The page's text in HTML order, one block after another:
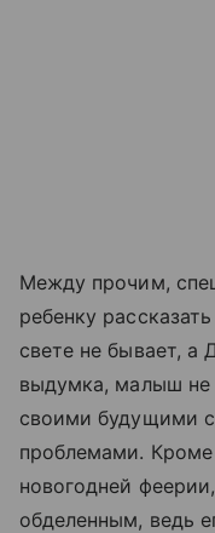
Между прочим,
ребенку
свете не бывает, а
выдумка, малыш не
своими будущими
проблемами.
новогодней
обделенным, ведь